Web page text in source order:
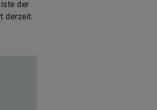
der
derzeit